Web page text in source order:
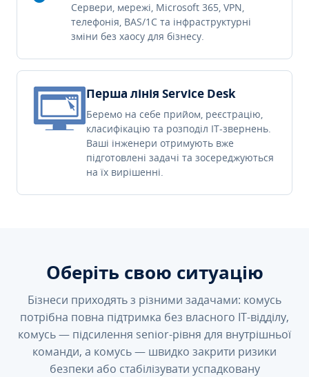
Сервери, мережі, Microsoft 365, VPN,
телефонія, BAS/1C та інфраструктурні
зміни без хаосу для бізнесу.
Перша лінія Service Desk
Беремо на себе прийом, реєстрацію,
класифікацію та розподіл IT-звернень.
Ваші інженери отримують вже
підготовлені задачі та зосереджуються
на їх вирішенні.
Оберіть свою ситуацію
Бізнеси приходять з різними задачами: комусь
потрібна повна підтримка без власного IT-відділу,
комусь — підсилення senior-рівня для внутрішньої
команди, а комусь — швидко закрити ризики
безпеки або стабілізувати успадковану